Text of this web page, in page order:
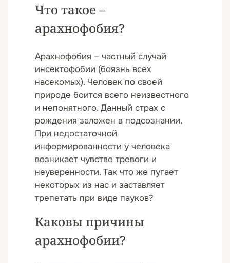
Что такое –
арахнофобия?
Арахнофобия – частный случай
инсектофобии (боязнь всех
насекомых). Человек по своей
природе боится всего неизвестного
и непонятного. Данный страх с
рождения заложен в подсознании.
При недостаточной
информированности у человека
возникает чувство тревоги и
неуверенности. Так что же пугает
некоторых из нас и заставляет
трепетать при виде пауков?
Каковы причины
арахнофобии?